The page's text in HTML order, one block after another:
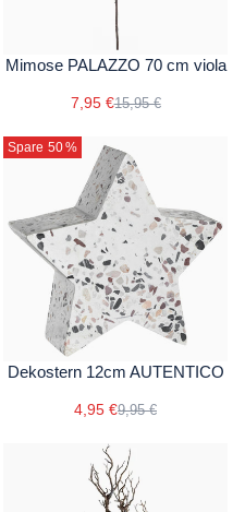
Mimose PALAZZO 70 cm viola
7,95 €15,95 €
Spare 50%
Dekostern 12cm AUTENTICO
4,95 €9,95 €